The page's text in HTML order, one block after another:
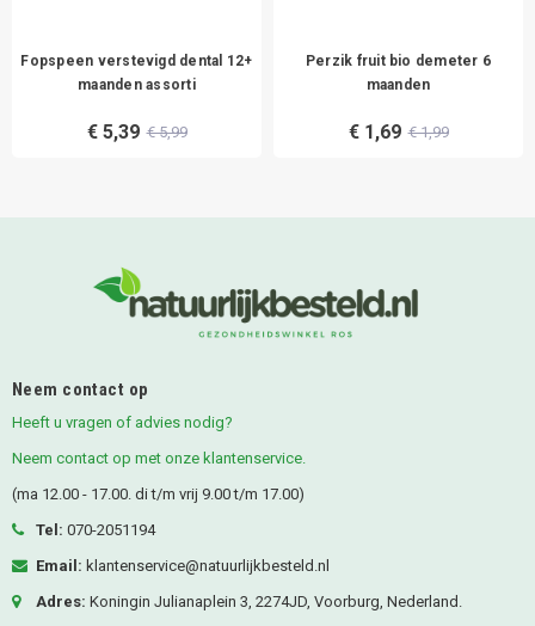
Fopspeen verstevigd dental 12+
maanden assorti
€ 5,39 € 5,99
Perzik fruit bio demeter 6
maanden
€ 1,69 € 1,99
Neem contact op
Heeft u vragen of advies nodig?
Neem contact op met onze klantenservice.
(ma 12.00 - 17.00. di t/m vrij 9.00 t/m 17.00)
Tel: 070-2051194
Email: klantenservice@natuurlijkbesteld.nl
Adres: Koningin Julianaplein 3, 2274JD, Voorburg, Nederland.